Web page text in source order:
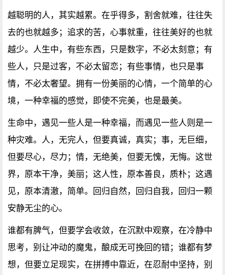
越聪明的人，其实越累。在乎得多，割舍就难，往往失
去的也就越多；追求的苦，心事就重，往往美好的也就
越少。人生中，有些东西，只是数字，不必太刻意；有
些人，只是过客，不必太留恋；有些事情，也只是事
情，不必太奢望。拥有一份美丽的心情，一个简单的心
境，一种幸福的感觉，即使不完美，也是最美。
生命中，遇见一些人是一种幸福，而遇见一些人则是一
种灾难。人，无完人，但要真诚，真实；事，无巨细，
但要尽心，尽力；情，无绝美，但要无愧，无悔。这世
界，原本干净，美丽；这人性，原本善良，质朴；这遇
见，原本清澈，简单。回归自然，回归自我，回归一颗
安静无尘的心。
谁都有脾气，但要学会收敛，在沉默中观察，在冷静中
思考，别让冲动的魔鬼，酿成无可挽回的错；谁都有梦
想，但要立足现实，在拼搏中靠近，在忍耐中坚持，别